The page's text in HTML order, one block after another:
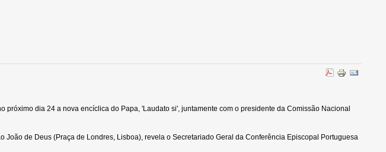
dia 24 a nova encíclica do Papa, 'Laudato si', juntamente com o presidente da Comissão Nacional
João de Deus (Praça de Londres, Lisboa), revela o Secretariado Geral da Conferência Episcopal Portuguesa